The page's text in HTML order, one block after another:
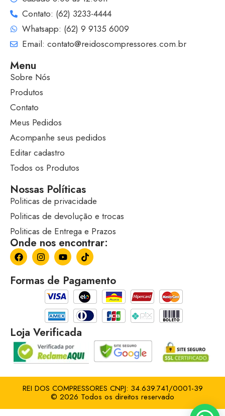
Contato: (62) 3233-4444
Whatsapp: (62) 9 9135 6009
Email: contato@reidoscompressores.com.br
Menu
Sobre Nós
Produtos
Contato
Meus Pedidos
Acompanhe seus pedidos
Editar cadastro
Todos os Produtos
Nossas Políticas
Politicas de privacidade
Politicas de devolução e trocas
Politicas de Entrega e Prazos
Onde nos encontrar:
Formas de Pagamento
Loja Verificada
REI DOS COMPRESSORES CNPJ: 34.639.741/0001-39
© 2026 Todos os direitos reservado